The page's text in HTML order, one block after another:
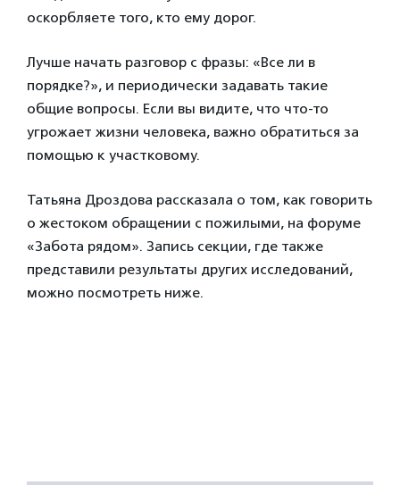
оскорбляете того, кто ему дорог.
Лучше начать разговор с фразы: «Все ли в
порядке?», и периодически задавать такие
общие вопросы. Если вы видите, что что-то
угрожает жизни человека, важно обратиться за
помощью к участковому.
Татьяна Дроздова рассказала о том, как говорить
о жестоком обращении с пожилыми, на форуме
«Забота рядом». Запись секции, где также
представили результаты других исследований,
можно посмотреть ниже.